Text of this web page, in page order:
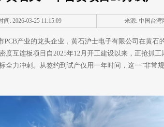
间: 2026-03-25 11:15:09 来源: 中国台湾
PCB产业的龙头企业，黄石沪士电子有限公司在黄石
度互连板项目自2025年12月开工建设以来，正抢抓工
全力冲刺。从签约到试产仅用一年时间，这一“非常